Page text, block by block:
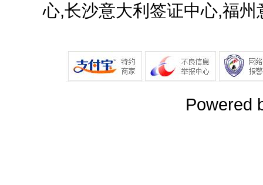
心,长沙意大利签证中心,福
Powered